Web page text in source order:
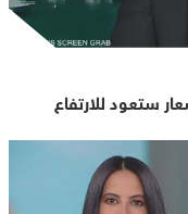
ستعود للارتفاع